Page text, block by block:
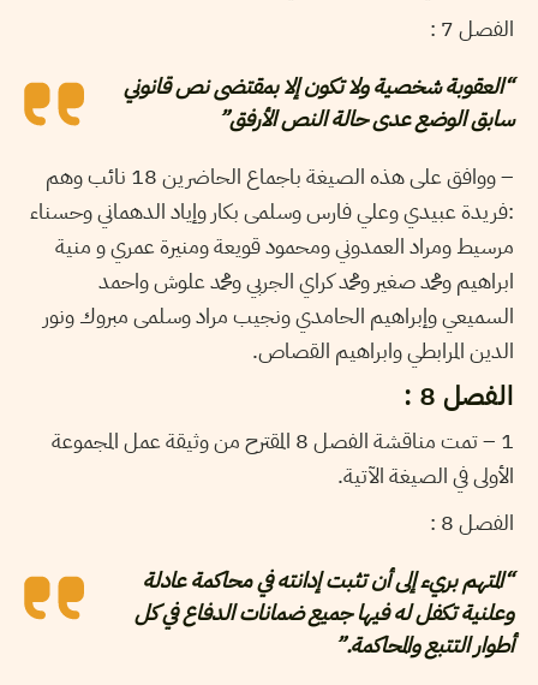
الفصل 7 :
“العقوبة شخصية ولا تكون إلا بمقتضى نص قانوني
سابق الوضع عدى حالة النص الأرفق”
– ووافق على هذه الصيغة باجماع الحاضرين 18 نائب وهم
:فريدة عبيدي وعلي فارس وسلمى بكار وإياد الدهماني وحسناء
مرسيط ومراد العمدوني ومحمود قويعة ومنيرة عمري و منية
ابراهيم ومحمد صغير ومحمد كراي الجربي ومحمد علوش واحمد
السميعي وإبراهيم الحامدي ونجيب مراد وسلمى مبروك ونور
الدين المرابطي وابراهيم القصاص.
الفصل 8 :
1 – تمت مناقشة الفصل 8 المقترح من وثيقة عمل المجموعة
الأولى في الصيغة الآتية.
الفصل 8 :
“المتهم بريء إلى أن تثبت إدانته في محاكمة عادلة
وعلنية تكفل له فيها جميع ضمانات الدفاع في كل
أطوار التتبع والمحاكمة.”